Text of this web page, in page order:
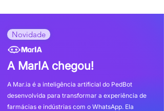
Novidade
A MarIA chegou!
A Mar.ia é a inteligência artificial do PedBot
desenvolvida para transformar a experiência de
farmácias e indústrias com o WhatsApp. Ela